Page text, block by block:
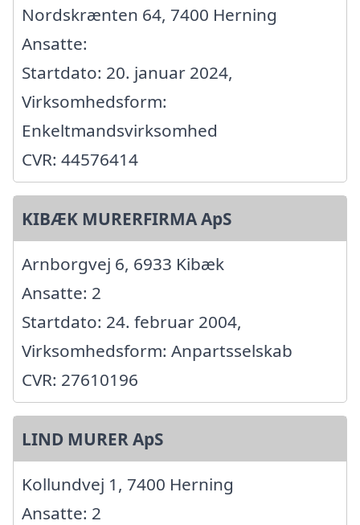
Nordskrænten 64, 7400 Herning
Ansatte:
Startdato: 20. januar 2024,
Virksomhedsform:
Enkeltmandsvirksomhed
CVR: 44576414
KIBÆK MURERFIRMA ApS
Arnborgvej 6, 6933 Kibæk
Ansatte: 2
Startdato: 24. februar 2004,
Virksomhedsform: Anpartsselskab
CVR: 27610196
LIND MURER ApS
Kollundvej 1, 7400 Herning
Ansatte: 2